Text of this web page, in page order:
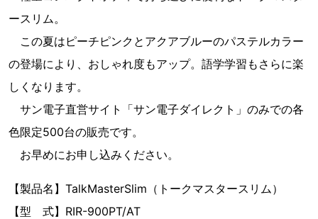
ースリム。
この夏はピーチピンクとアクアブルーのパステルカラー
の登場により、おしゃれ度もアップ。語学学習もさらに楽
しくなります。
サン電子直営サイト「サン電子ダイレクト」のみでの各
色限定500台の販売です。
お早めにお申し込みください。
【製品名】TalkMasterSlim（トークマスタースリム）
【型 式】RIR-900PT/AT